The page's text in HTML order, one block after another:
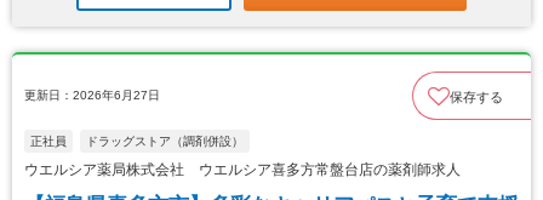
更新日：2026年6月27日 保存する
正社員 ドラッグストア（調剤併設）
ウエルシア薬局株式会社 ウエルシア喜多方常盤台店の薬剤師求人